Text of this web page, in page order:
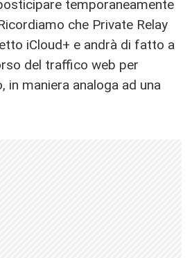
temporaneamente
che Private Relay
iCloud+ e andrà di fatto a
del traffico web per
in maniera analoga ad una